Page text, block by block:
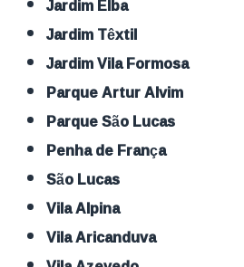
Jardim Têxtil
Jardim Vila Formosa
Parque Artur Alvim
Parque São Lucas
Penha de França
São Lucas
Vila Alpina
Vila Aricanduva